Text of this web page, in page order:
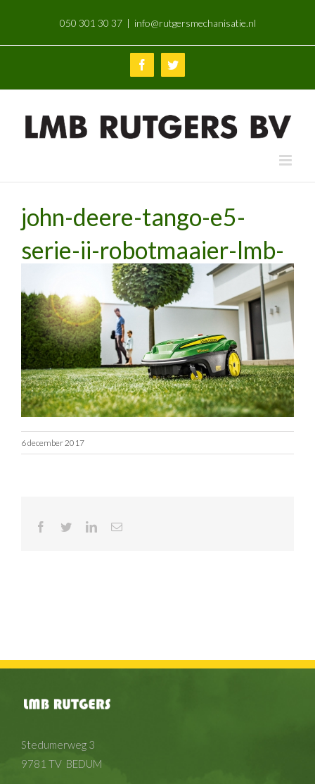
content
050 301 30 37 | info@rutgersmechanisatie.nl
FacebookTwitter
john-deere-tango-e5-
serie-ii-robotmaaier-lmb-
rutgers-mechanisatie-
bedum
6 december 2017
Facebook LinkedInE-
Stedumerweg 3
9781 TV BEDUM